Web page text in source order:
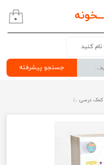
خونه
جستجو پیشرفته
کنید
۰
کمک درسی